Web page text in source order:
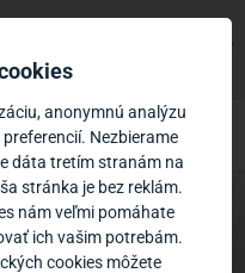
Ivanka pri
Zobraziť
anonymnú analýzu
Nezbierame
dáta tretím stranám na
stránka je bez reklám.
nám veľmi pomáhate
ich vašim potrebám.
cookies môžete